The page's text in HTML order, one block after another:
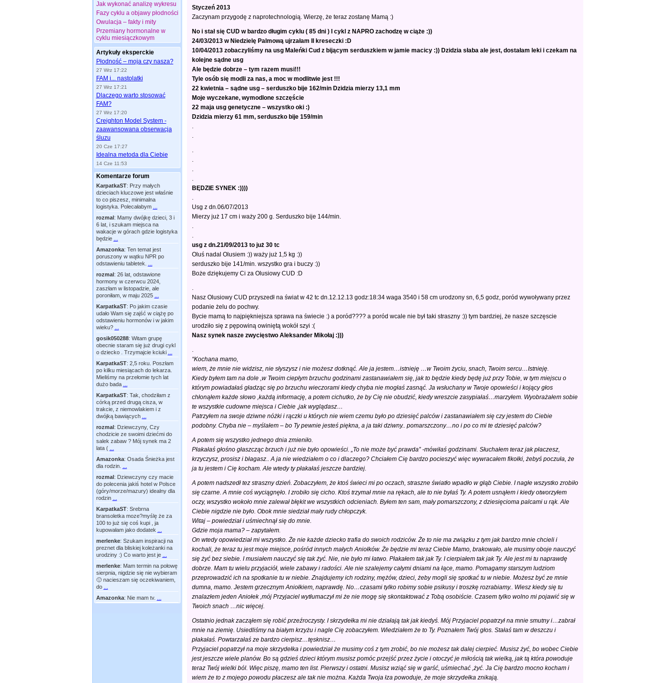
Jak wykonać analizę wykresu
Fazy cyklu a objawy płodności
Owulacja – fakty i mity
Przemiany hormonalne w
cyklu miesiączkowym
Artykuły eksperckie
Płodność – moja czy nasza?
27 Wrz 17:22
FAM i... nastolatki
27 Wrz 17:21
Dlaczego warto stosować
FAM?
27 Wrz 17:20
Creighton Model System -
zaawansowana obserwacja
śluzu
20 Cze 17:27
Idealna metoda dla Ciebie
14 Cze 11:53
Komentarze forum
KarpatkaST: Przy małych
dzieciach kluczowe jest właśnie
to co piszesz, minimalna
logistyka. Polecałabym
rozmal: Mamy dwójkę dzieci, 3 i
6 lat, i szukam miejsca na
wakacje w górach gdzie logistyka
będzie
Amazonka: Ten temat jest
poruszony w wątku NPR po
odstawieniu tabletek.
rozmal: 26 lat, odstawione
hormony w czerwcu 2024,
zaszłam w listopadzie, ale
poroniłam, w maju 2025
KarpatkaST: Po jakim czasie
udało Wam się zajść w ciążę po
odstawieniu hormonów i w jakim
wieku?
gosik050288: Witam grupę
obecnie staram się już drugi cykl
o dziecko . Trzymajcie kciuki
KarpatkaST: 2,5 roku. Poszłam
po kilku miesiącach do lekarza.
Mieliśmy na przełomie tych lat
dużo bada
KarpatkaST: Tak, chodziłam z
córką przed drugą cisza, w
trakcie, z niemowlakiem i z
dwójką bawiących
rozmal: Dziewczyny, Czy
chodzicie ze swoimi dziećmi do
salek zabaw ? Mój synek ma 2
lata (
Amazonka: Osada Śnieżka jest
dla rodzin.
rozmal: Dziewczyny czy macie
do polecenia jakiś hotel w Polsce
(góry/morze/mazury) idealny dla
rodzin
KarpatkaST: Srebrna
bransoletka moze?myślę że za
100 to już się coś kupi , ja
kupowałam jako dodatek
merlenke: Szukam inspiracji na
preznet dla bliskiej koleżanki na
urodziny :) Co warto jest je
merlenke: Mam termin na połowę
sierpnia, nigdzie się nie wybieram
🙂 nacieszam się oczekiwaniem,
do
Amazonka: Nie mam tv.
Styczeń 2013
Zaczynam przygodę z naprotechnologią. Wierzę, że teraz zostanę Mamą :)
No i stał się CUD w bardzo długim cyklu ( 85 dni ) I cykl z NAPRO zachodzę w ciąże :))
24/03/2013 w Niedzielę Palmową ujrzałam II kreseczki :D
10/04/2013 zobaczyliśmy na usg Maleńki Cud z bijącym serduszkiem w jamie macicy :)) Dzidzia słaba ale jest, dostałam leki i czekam na
kolejne sądne usg
Ale będzie dobrze – tym razem musi!!!
Tyle osób się modli za nas, a moc w modlitwie jest !!!
22 kwietnia – sądne usg – serduszko bije 162/min Dzidzia mierzy 13,1 mm
Moje wyczekane, wymodlone szczęście
22 maja usg genetyczne – wszystko oki :)
Dzidzia mierzy 61 mm, serduszko bije 159/min
.
.
.
.
.
.
BĘDZIE SYNEK :))))
.
Usg z dn.06/07/2013
Mierzy już 17 cm i waży 200 g. Serduszko bije 144/min.
.
.
usg z dn.21/09/2013 to już 30 tc
Oluś nadal Olusiem :)) waży już 1,5 kg :))
serduszko bije 141/min. wszystko gra i buczy :))
Boże dziękujemy Ci za Olusiowy CUD :D
.
Nasz Olusiowy CUD przyszedł na świat w 42 tc dn.12.12.13 godz:18:34 waga 3540 i 58 cm urodzony sn, 6,5 godz, poród wywoływany przez
podanie żelu do pochwy.
Bycie mamą to najpiękniejsza sprawa na świecie :) a poród???? a poród wcale nie był taki straszny :)) tym bardziej, że nasze szczęscie
urodziło się z pępowiną owiniętą wokół szyi :(
Nasz synek nasze zwycięstwo Aleksander Mikołaj :)))
.
“Kochana mamo,
wiem, że mnie nie widzisz, nie słyszysz i nie możesz dotknąć. Ale ja jestem…istnieję …w Twoim życiu, snach, Twoim sercu…Istnieję.
Kiedy byłem tam na dole ,w Twoim ciepłym brzuchu godzinami zastanawiałem się, jak to będzie kiedy będę już przy Tobie, w tym miejscu o
którym powiadałaś gładząc się po brzuchu wieczorami kiedy chyba nie mogłaś zasnąć. Ja wsłuchany w Twoje opowieści i kojący głos
chłonąłem każde słowo ,każdą informację, a potem cichutko, że by Cię nie obudzić, kiedy wreszcie zasypiałaś…marzyłem. Wyobrażałem sobie
te wszystkie cudowne miejsca i Ciebie ,jak wyglądasz…
Patrzyłem na swoje dziwne nóżki i rączki u których nie wiem czemu było po dziesięć palców i zastanawiałem się czy jestem do Ciebie
podobny. Chyba nie – myślałem – bo Ty pewnie jesteś piękna, a ja taki dziwny.. pomarszczony…no i po co mi te dziesięć palców?
A potem się wszystko jednego dnia zmieniło.
Płakałaś głośno głaszcząc brzuch i już nie było opowieści. „To nie może być prawda” -mówiłaś godzinami. Słuchałem teraz jak płaczesz,
krzyczysz, prosisz i błagasz.. A ja nie wiedziałem o co i dlaczego? Chciałem Cię bardzo pocieszyć więc wywracałem fikołki, żebyś poczuła, że
ja tu jestem i Cię kocham. Ale wtedy ty płakałaś jeszcze bardziej.
A potem nadszedł tez straszny dzień. Zobaczyłem, że ktoś świeci mi po oczach, straszne światło wpadło w głąb Ciebie. I nagłe wszystko zrobiło
się czarne. A mnie coś wyciągnęło. I zrobiło się cicho. Ktoś trzymał mnie na rękach, ale to nie byłaś Ty. A potem usnąłem i kiedy otworzyłem
oczy, wszystko wokoło mnie zalewał błękit we wszystkich odcieniach. Byłem ten sam, mały pomarszczony, z dziesięcioma palcami u rąk. Ale
Ciebie nigdzie nie było. Obok mnie siedział mały rudy chłopczyk.
Witaj – powiedział i uśmiechnął się do mnie.
Gdzie moja mama? – zapytałem.
On wtedy opowiedział mi wszystko. Że nie każde dziecko trafia do swoich rodziców. Że to nie ma związku z tym jak bardzo mnie chcieli i
kochali, że teraz tu jest moje miejsce, pośród innych małych Aniołków. Że będzie mi teraz Ciebie Mamo, brakowało, ale musimy oboje nauczyć
się żyć bez siebie. I musiałem nauczyć się tak żyć. Nie, nie było mi łatwo. Płakałem tak jak Ty. I cierpiałem tak jak Ty. Ale jest mi tu naprawdę
dobrze. Mam tu wielu przyjaciół, wiele zabawy i radości. Ale nie szalejemy całymi dniami na łące, mamo. Pomagamy starszym ludziom
przeprowadzić ich na spotkanie tu w niebie. Znajdujemy ich rodziny, mężów, dzieci, żeby mogli się spotkać tu w niebie. Możesz być ze mnie
dumna, mamo. Jestem grzecznym Aniołkiem, naprawdę. No…czasami tylko robimy sobie psikusy i troszkę rozrabiamy.. Wiesz kiedy się tu
znalazłem jeden Aniołek ,mój Przyjaciel wytłumaczył mi że nie mogę się skontaktować z Tobą osobiście. Czasem tylko wolno mi pojawić się w
Twoich snach …nic więcej.
Ostatnio jednak zacząłem się robić przeźroczysty. I skrzydełka mi nie działają tak jak kiedyś. Mój Przyjaciel popatrzył na mnie smutny i…zabrał
mnie na ziemię. Usiedliśmy na białym krzyżu i nagle Cię zobaczyłem. Wiedziałem że to Ty. Poznałem Twój głos. Stałaś tam w deszczu i
płakałaś. Powtarzałaś ze bardzo cierpisz…tęsknisz…
Przyjaciel popatrzył na moje skrzydełka i powiedział że musimy coś z tym zrobić, bo nie możesz tak dalej cierpieć. Musisz żyć, bo wobec Ciebie
jest jeszcze wiele planów. Bo są gdzieś dzieci którym musisz pomóc przejść przez życie i otoczyć je miłością tak wielką, jak tą która powoduje
teraz Twój wielki ból. Więc piszę, mamo ten list. Pierwszy i ostatni. Musisz wziąć się w garść, uśmiechać ,żyć. Ja Cię bardzo mocno kocham i
wiem że to z mojego powodu płaczesz ale tak nie można. Każda Twoja łza powoduje, że moje skrzydełka znikają.